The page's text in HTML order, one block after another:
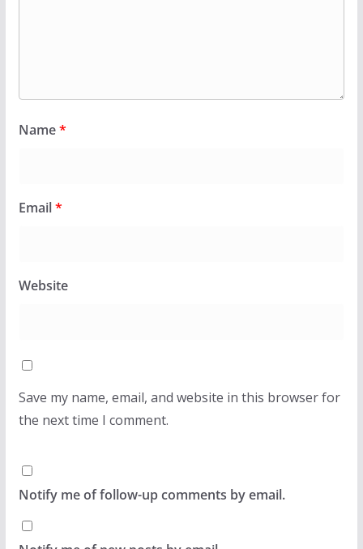
Name*
Email*
Website
Save my name, email, and website in this browser for
the next time I comment.
Notify me of follow-up comments by email.